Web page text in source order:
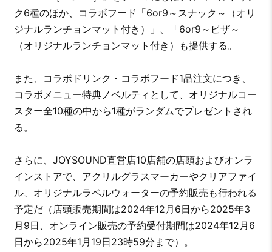
ク6種のほか、コラボフード「6or9～スナック～（オリ
ジナルランチョンマット付き）」、「6or9～ピザ～
（オリジナルランチョンマット付き）も提供する。
また、コラボドリンク・コラボフード1品注文につき、
コラボメニュー特典ノベルティとして、オリジナルコー
スター全10種の中から1種がランダムでプレゼントされ
る。
さらに、JOYSOUND直営店10店舗の店頭およびオンラ
インストアで、アクリルグラスマーカーやクリアファイ
ル、オリジナルラベルウォーターの予約販売も行われる
予定だ（店頭販売期間は2024年12月6日から2025年3
月9日、オンライン販売の予約受付期間は2024年12月6
日から2025年1月19日23時59分まで）。